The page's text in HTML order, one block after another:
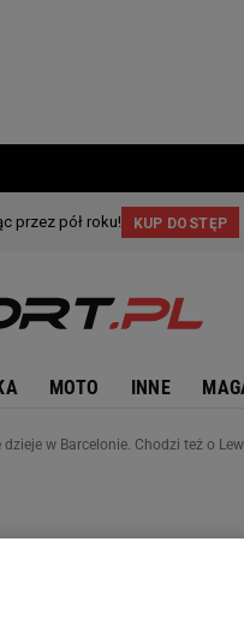
MOTO INNE
w Barcelonie. Chodzi też o